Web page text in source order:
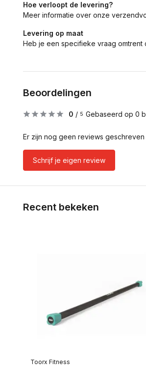
Hoe verloopt de levering?
Meer informatie over onze
Levering op maat
Heb je een specifieke vraag omtrent
Beoordelingen
0 / 5 Gebaseerd op 0
Er zijn nog geen reviews
Schrijf je eigen review
Recent bekeken
Toorx Fitness